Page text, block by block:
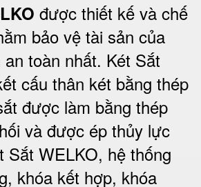
được thiết kế và chế
bảo vệ tài sản của
toàn nhất. Két Sắt
cấu thân két bằng thép
được làm bằng thép
và được ép thủy lực
Sắt WELKO, hệ thống
khóa kết hợp, khóa